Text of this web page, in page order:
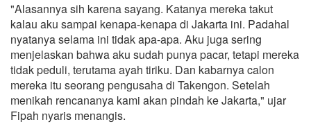
"Alasannya sih karena sayang. Katanya mereka takut
kalau aku sampai kenapa-kenapa di Jakarta ini. Padahal
nyatanya selama ini tidak apa-apa. Aku juga sering
menjelaskan bahwa aku sudah punya pacar, tetapi mereka
tidak peduli, terutama ayah tiriku. Dan kabarnya calon
mereka itu seorang pengusaha di Takengon. Setelah
menikah rencananya kami akan pindah ke Jakarta," ujar
Fipah nyaris menangis.